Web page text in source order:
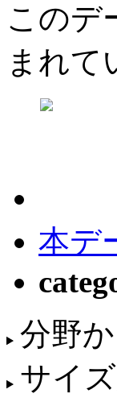
このデ
まれて
本デ
分野
サイ